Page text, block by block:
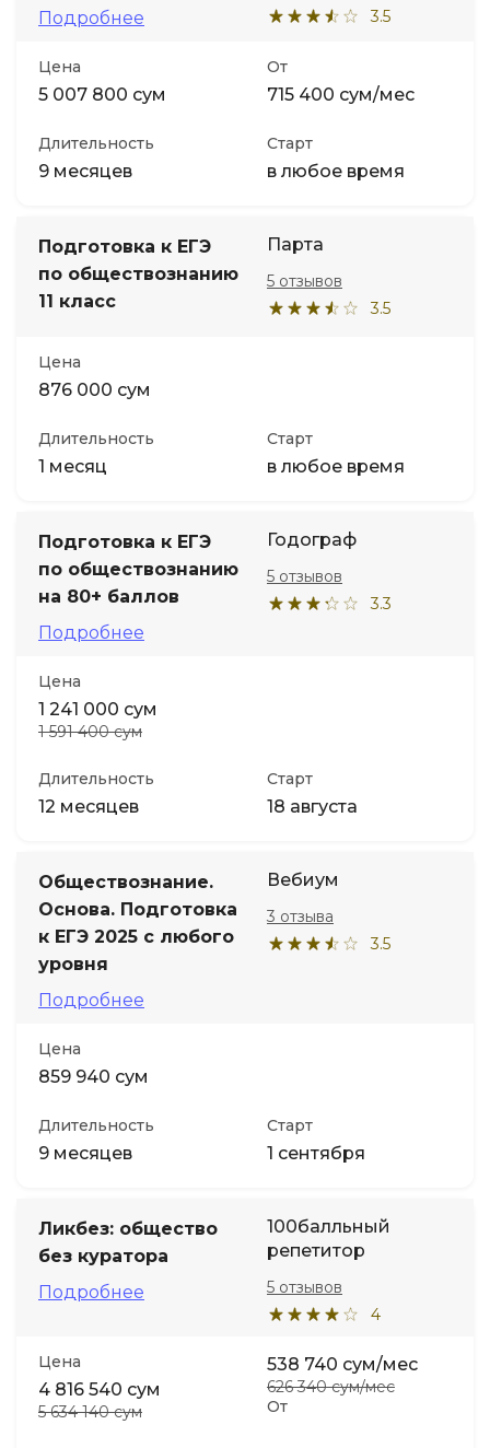
Подробнее
3.5
Цена
5 007 800 сум
От
715 400 сум/мес
Длительность
9 месяцев
Старт
в любое время
Подготовка к ЕГЭ
по обществознанию
11 класс
Парта
3.5
5 отзывов
Цена
876 000 сум
Длительность
1 месяц
Старт
в любое время
Подготовка к ЕГЭ
по обществознанию
на 80+ баллов
Подробнее
Годограф
3.3
5 отзывов
Цена
1 241 000 сум
1 591 400 сум
Длительность
12 месяцев
Старт
18 августа
Обществознание.
Основа. Подготовка
к ЕГЭ 2025 с любого
уровня
Подробнее
Вебиум
3.5
3 отзыва
Цена
859 940 сум
Длительность
9 месяцев
Старт
1 сентября
Ликбез: общество
без куратора
Подробнее
100балльный
репетитор
4
5 отзывов
Цена
4 816 540 сум
5 634 140 сум От
538 740 сум/мес
626 340 сум/мес